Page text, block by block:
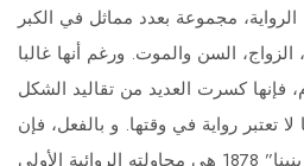
مجموعة بعدد مماثل في الكبر
السن والموت. ورغم أنها غالبا
فإنها كسرت العديد من تقاليد الشكل
لا تعتبر رواية في وقتها. و بالفعل، فإن
تولستوي نفسه اعتبر “أنا كارينينا” 1878 هي محاولته الروائية الأولى